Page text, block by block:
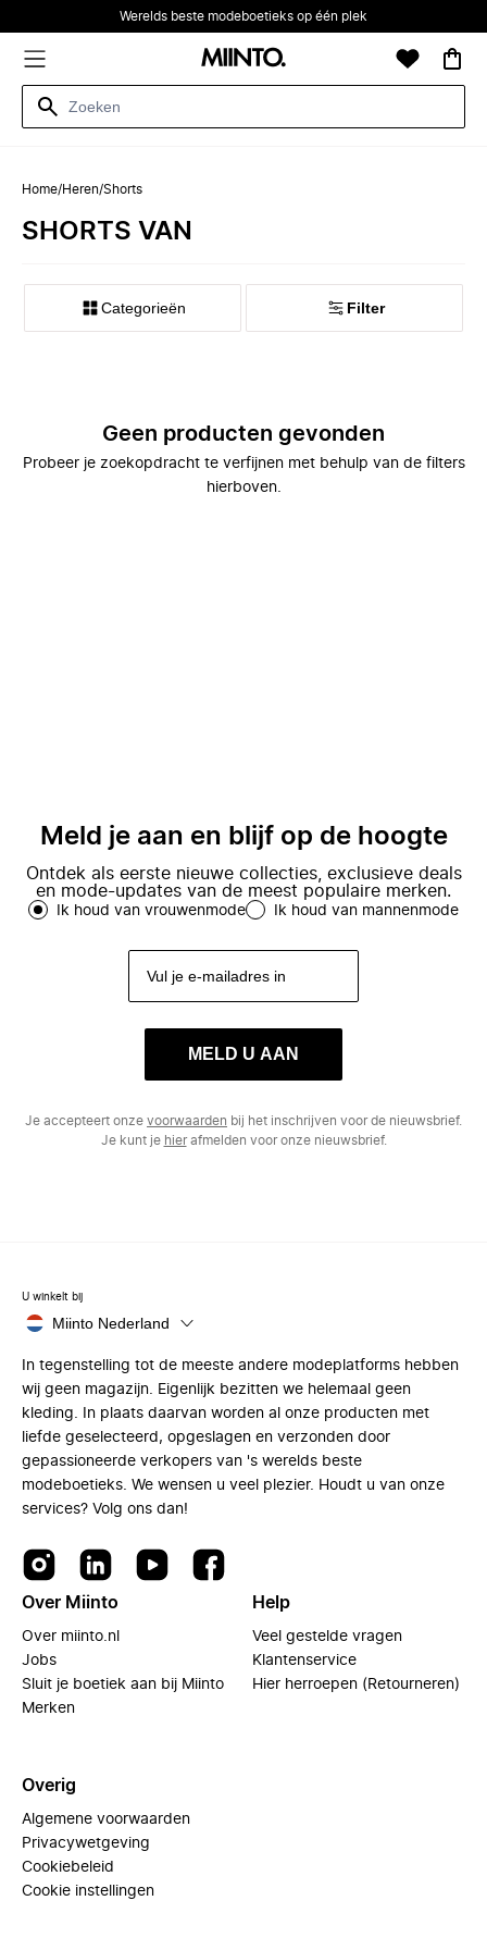
Werelds beste modeboetieks op één plek
Home/Heren/Shorts
SHORTS VAN
Categorieën Filter
Geen producten gevonden
Probeer je zoekopdracht te verfijnen met behulp van de filters
hierboven.
Meld je aan en blijf op de hoogte
Ontdek als eerste nieuwe collecties, exclusieve deals
en mode-updates van de meest populaire merken.
Ik houd van vrouwenmode Ik houd van mannenmode
MELD U AAN
Je accepteert onze voorwaarden bij het inschrijven voor de nieuwsbrief.
Je kunt je hierafmelden voor onze nieuwsbrief.
U winkelt bij
Miinto Nederland
In tegenstelling tot de meeste andere modeplatforms hebben
wij geen magazijn. Eigenlijk bezitten we helemaal geen
kleding. In plaats daarvan worden al onze producten met
liefde geselecteerd, opgeslagen en verzonden door
gepassioneerde verkopers van 's werelds beste
modeboetieks. We wensen u veel plezier. Houdt u van onze
services? Volg ons dan!
Over Miinto
Over miinto.nl
Jobs
Sluit je boetiek aan bij Miinto
Merken
Help
Veel gestelde vragen
Klantenservice
Hier herroepen (Retourneren)
Overig
Algemene voorwaarden
Privacywetgeving
Cookiebeleid
Cookie instellingen